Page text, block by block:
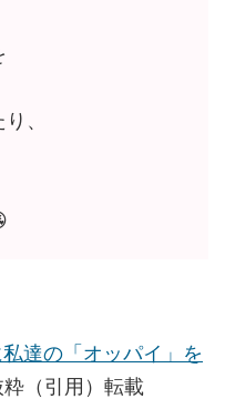
、
達の「オッパイ」を
粋（引用）転載